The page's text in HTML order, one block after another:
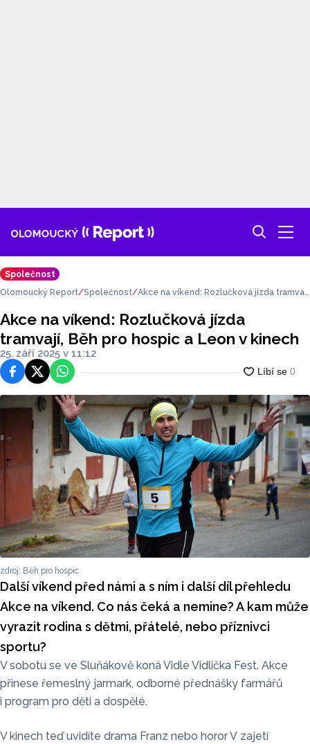
Společnost
Olomoucký Report Společnost Akce na víkend: Rozlučková jízda tramvaj
Akce na víkend: Rozlučková jízda
tramvají, Běh pro hospic a Leon v kinech
25. září 2025 v 11:12
FacebookPlatforma X
WhatsApp
zdroj: Běh pro hospic
Další víkend před námi a s ním i další díl přehledu
Akce na víkend. Co nás čeká a nemine? A kam může
vyrazit rodina s dětmi, přátelé, nebo příznivci
sportu?
V sobotu se ve Sluňákově koná Vidle Vidlička Fest. Akce
přinese řemeslný jarmark, odborné přednášky farmářů
i program pro děti a dospělé.
V kinech teď uvidíte drama Franz nebo horor V zajetí